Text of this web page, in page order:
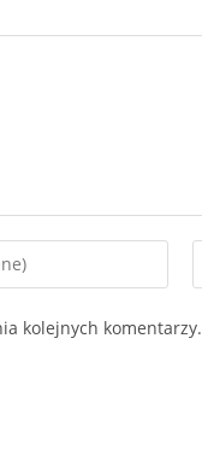
kolejnych komentarzy.